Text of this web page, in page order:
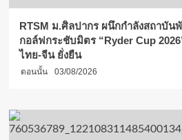
RTSM ม.ศิลปากร ผนึกกำลังสถาบั
กอล์ฟกระชับมิตร “Ryder Cup
ไทย-จีน ยั่งยืน
ตอนนั้น 03/08/2026